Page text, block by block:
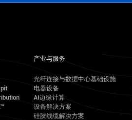
产业与服务
光纤连接与数据中心基础设施
电器设备
AI边缘计算
设备解决方案
硅胶线缆解决方案